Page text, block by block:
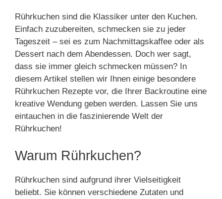
Rührkuchen sind die Klassiker unter den Kuchen.
Einfach zuzubereiten, schmecken sie zu jeder
Tageszeit – sei es zum Nachmittagskaffee oder als
Dessert nach dem Abendessen. Doch wer sagt,
dass sie immer gleich schmecken müssen? In
diesem Artikel stellen wir Ihnen einige besondere
Rührkuchen Rezepte vor, die Ihrer Backroutine eine
kreative Wendung geben werden. Lassen Sie uns
eintauchen in die faszinierende Welt der
Rührkuchen!
Warum Rührkuchen?
Rührkuchen sind aufgrund ihrer Vielseitigkeit
beliebt. Sie können verschiedene Zutaten und